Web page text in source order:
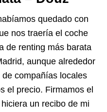
quedado con
nos traería el coche
de renting más barata
aunque alrededor
compañías locales
el precio. Firmamos el
un recibo de mi